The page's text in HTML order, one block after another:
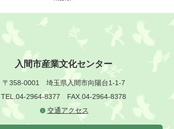
入間市産業文化センター
〒358-0001 埼玉県入間市向陽台1-1-7
TEL.04-2964-8377 FAX.04-2964-8378
交通アクセス